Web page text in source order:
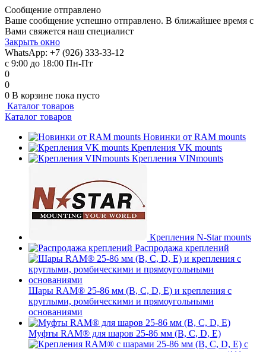
Сообщение отправлено
Ваше сообщение успешно отправлено. В ближайшее время с
Вами свяжется наш специалист
Закрыть окно
WhatsApp: +7 (926) 333-33-12
с 9:00 до 18:00 Пн-Пт
0
0
0 В корзине пока пусто
Каталог товаров
Каталог товаров
Новинки от RAM mounts
Крепления VK mounts
Крепления VINmounts
Крепления N-Star mounts
Распродажа креплений
Шары RAM® 25-86 мм (B, C, D, E) и крепления с
круглыми, ромбическими и прямоугольными
основаниями
Муфты RAM® для шаров 25-86 мм (B, C, D, E)